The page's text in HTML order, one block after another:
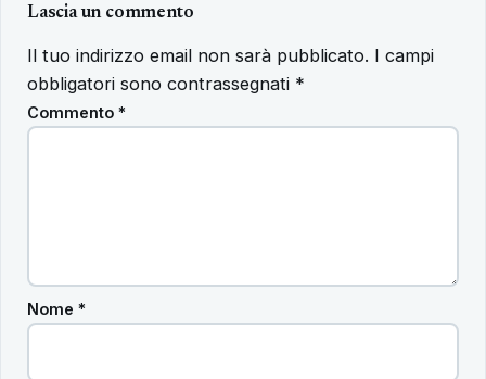
Lascia un commento
Il tuo indirizzo email non sarà pubblicato. I campi
obbligatori sono contrassegnati *
Commento *
Nome *